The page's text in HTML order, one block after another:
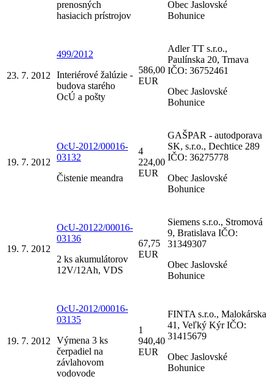
prenosných
hasiacich prístrojov
Obec Jaslovské
Bohunice
23. 7. 2012
499/2012
Interiérové žalúzie -
budova starého
OcÚ a pošty
586,00
EUR
Adler TT s.r.o.,
Paulínska 20, Trnava
IČO: 36752461
Obec Jaslovské
Bohunice
19. 7. 2012
OcU-2012/00016-
03132
Čistenie meandra
4
224,00
EUR
GAŠPAR - autodporava
SK, s.r.o., Dechtice 289
IČO: 36275778
Obec Jaslovské
Bohunice
19. 7. 2012
OcU-20122/00016-
03136
2 ks akumulátorov
12V/12Ah, VDS
67,75
EUR
Siemens s.r.o., Stromová
9, Bratislava IČO:
31349307
Obec Jaslovské
Bohunice
19. 7. 2012
OcU-2012/00016-
03135
Výmena 3 ks
čerpadiel na
závlahovom
vodovode
1
940,40
EUR
FINTA s.r.o., Malokárska
41, Veľký Kýr IČO:
31415679
Obec Jaslovské
Bohunice